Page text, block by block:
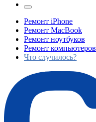
Ремонт iPhone
Ремонт MacBook
Ремонт ноутбуков
Ремонт компьютеров
Что случилось?